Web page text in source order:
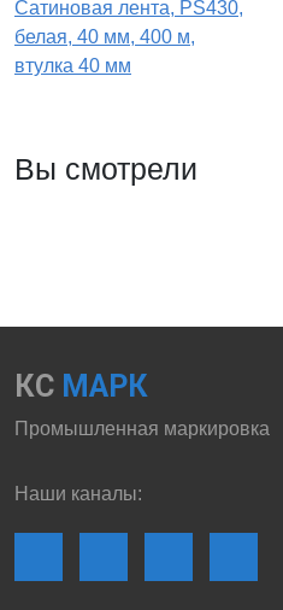
Сатиновая лента, PS430,
белая, 40 мм, 400 м,
втулка 40 мм
Вы смотрели
КС МАРК
Промышленная маркировка
Наши каналы: